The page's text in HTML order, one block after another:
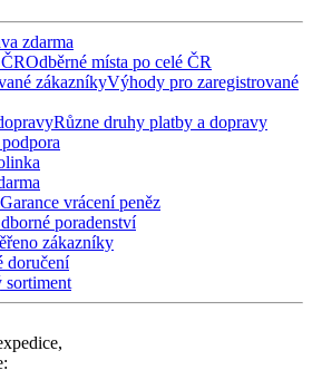
zdarma
Odběrné místa po celé ČR
Výhody pro zaregistrované
Různe druhy platby a dopravy
Garance vrácení peněz
poradenství
zákazníky
doručení
sortiment